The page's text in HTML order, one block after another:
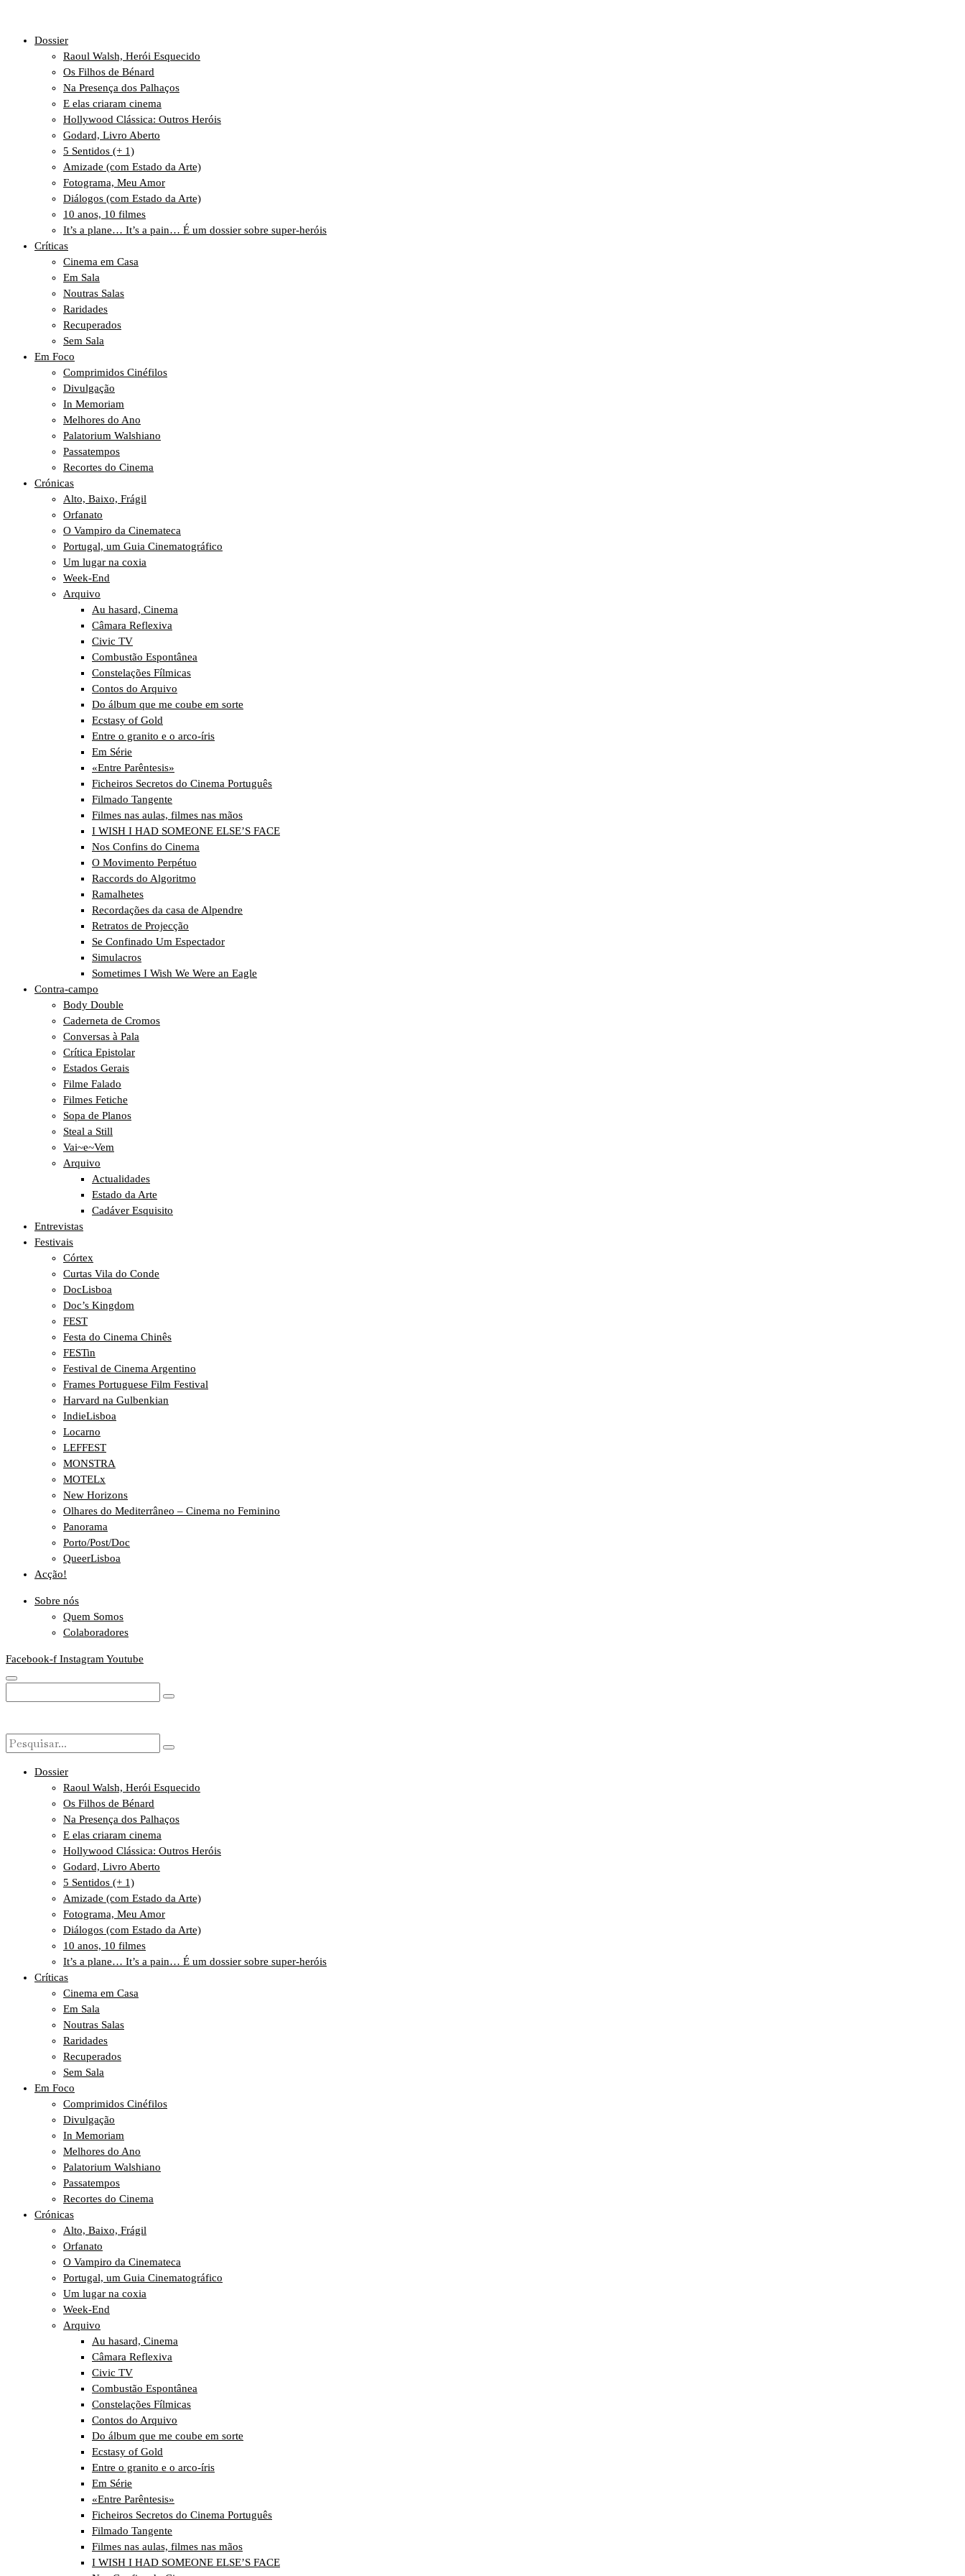
Dossier
Raoul Walsh, Herói Esquecido
Os Filhos de Bénard
Na Presença dos Palhaços
E elas criaram cinema
Hollywood Clássica: Outros Heróis
Godard, Livro Aberto
5 Sentidos (+ 1)
Amizade (com Estado da Arte)
Fotograma, Meu Amor
Diálogos (com Estado da Arte)
10 anos, 10 filmes
It’s a plane… It’s a pain… É um dossier sobre super-heróis
Críticas
Cinema em Casa
Em Sala
Noutras Salas
Raridades
Recuperados
Sem Sala
Em Foco
Comprimidos Cinéfilos
Divulgação
In Memoriam
Melhores do Ano
Palatorium Walshiano
Passatempos
Recortes do Cinema
Crónicas
Alto, Baixo, Frágil
Orfanato
O Vampiro da Cinemateca
Portugal, um Guia Cinematográfico
Um lugar na coxia
Week-End
Arquivo
Au hasard, Cinema
Câmara Reflexiva
Civic TV
Combustão Espontânea
Constelações Fílmicas
Contos do Arquivo
Do álbum que me coube em sorte
Ecstasy of Gold
Entre o granito e o arco-íris
Em Série
«Entre Parêntesis»
Ficheiros Secretos do Cinema Português
Filmado Tangente
Filmes nas aulas, filmes nas mãos
I WISH I HAD SOMEONE ELSE’S FACE
Nos Confins do Cinema
O Movimento Perpétuo
Raccords do Algoritmo
Ramalhetes
Recordações da casa de Alpendre
Retratos de Projecção
Se Confinado Um Espectador
Simulacros
Sometimes I Wish We Were an Eagle
Contra-campo
Body Double
Caderneta de Cromos
Conversas à Pala
Crítica Epistolar
Estados Gerais
Filme Falado
Filmes Fetiche
Sopa de Planos
Steal a Still
Vai~e~Vem
Arquivo
Actualidades
Estado da Arte
Cadáver Esquisito
Entrevistas
Festivais
Córtex
Curtas Vila do Conde
DocLisboa
Doc’s Kingdom
FEST
Festa do Cinema Chinês
FESTin
Festival de Cinema Argentino
Frames Portuguese Film Festival
Harvard na Gulbenkian
IndieLisboa
Locarno
LEFFEST
MONSTRA
MOTELx
New Horizons
Olhares do Mediterrâneo – Cinema no Feminino
Panorama
Porto/Post/Doc
QueerLisboa
Acção!
Sobre nós
Quem Somos
Colaboradores
Facebook-f Instagram Youtube
Dossier
Raoul Walsh, Herói Esquecido
Os Filhos de Bénard
Na Presença dos Palhaços
E elas criaram cinema
Hollywood Clássica: Outros Heróis
Godard, Livro Aberto
5 Sentidos (+ 1)
Amizade (com Estado da Arte)
Fotograma, Meu Amor
Diálogos (com Estado da Arte)
10 anos, 10 filmes
It’s a plane… It’s a pain… É um dossier sobre super-heróis
Críticas
Cinema em Casa
Em Sala
Noutras Salas
Raridades
Recuperados
Sem Sala
Em Foco
Comprimidos Cinéfilos
Divulgação
In Memoriam
Melhores do Ano
Palatorium Walshiano
Passatempos
Recortes do Cinema
Crónicas
Alto, Baixo, Frágil
Orfanato
O Vampiro da Cinemateca
Portugal, um Guia Cinematográfico
Um lugar na coxia
Week-End
Arquivo
Au hasard, Cinema
Câmara Reflexiva
Civic TV
Combustão Espontânea
Constelações Fílmicas
Contos do Arquivo
Do álbum que me coube em sorte
Ecstasy of Gold
Entre o granito e o arco-íris
Em Série
«Entre Parêntesis»
Ficheiros Secretos do Cinema Português
Filmado Tangente
Filmes nas aulas, filmes nas mãos
I WISH I HAD SOMEONE ELSE’S FACE